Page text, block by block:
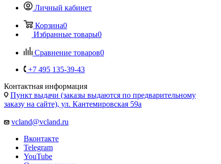
Корзина0
Сравнение товаров0
+7 495 135-39-43
Контактная информация
заказу на сайте), ул. Кантемировская 59а
vcland@vcland.ru
Вконтакте
YouTube
Одноклассники
WhatsApp